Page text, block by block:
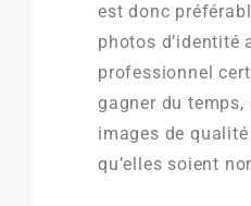
est donc
photos d’identité
professionnel
gagner du temps,
images de
qu’elles soient